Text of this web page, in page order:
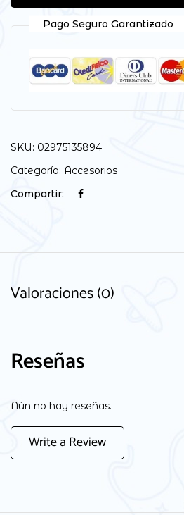
Pago Seguro Garantizado
SKU: 02975135894
Categoría: Accesorios
Compartir:
Valoraciones (0)
Reseñas
Aún no hay reseñas.
Write a Review